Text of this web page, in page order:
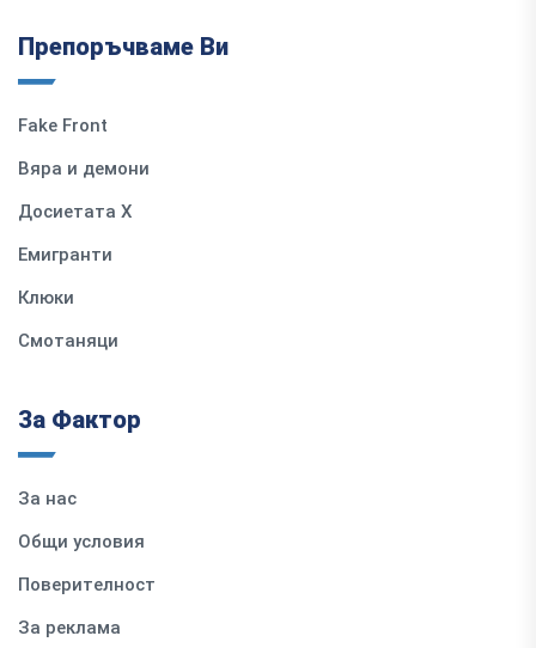
Препоръчваме Ви
Fake Front
Вяра и демони
Досиетата Х
Емигранти
Клюки
Смотаняци
За Фактор
За нас
Общи условия
Поверителност
За реклама